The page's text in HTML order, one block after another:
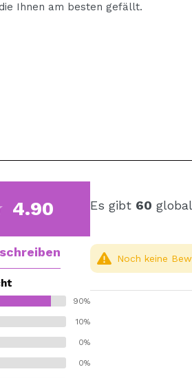
Ihnen am besten gefällt.
4.90
90%
10%
0%
0%
Es gibt 60
Noch keine